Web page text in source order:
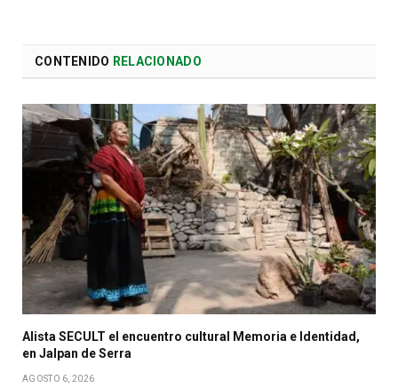
CONTENIDO RELACIONADO
Alista SECULT el encuentro cultural Memoria e Identidad,
en Jalpan de Serra
AGOSTO 6, 2026